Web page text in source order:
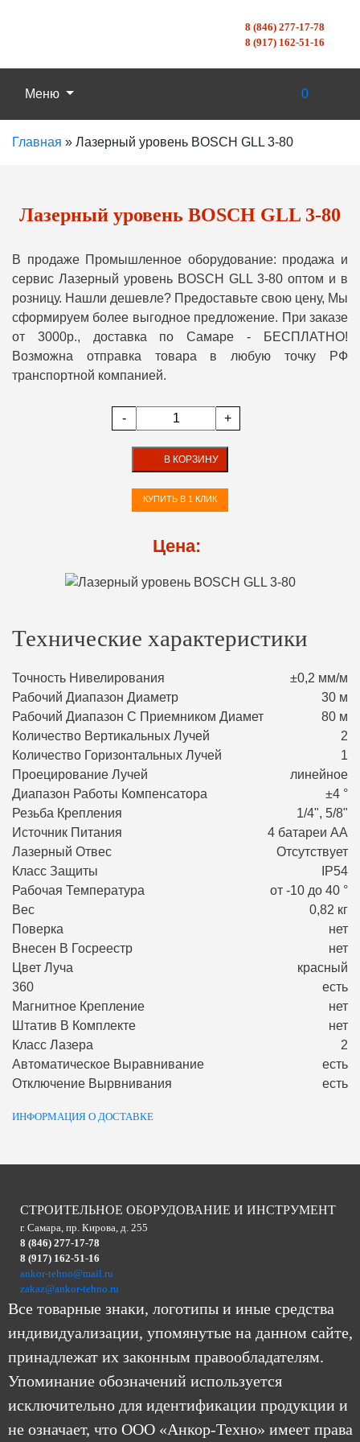
8 (846) 277-17-78
8 (917) 162-51-16
Меню 0
Главная » Лазерный уровень BOSCH GLL 3-80
Лазерный уровень BOSCH GLL 3-80
В продаже Промышленное оборудование: продажа и
сервис Лазерный уровень BOSCH GLL 3-80 оптом и в
розницу. Нашли дешевле? Предоставьте свою цену, Мы
сформируем более выгодное предложение. При заказе
от 3000р., доставка по Самаре - БЕСПЛАТНО!
Возможна отправка товара в любую точку РФ
транспортной компанией.
- +
В КОРЗИНУ
КУПИТЬ В 1 КЛИК
Цена:
Технические характеристики
Точность Нивелирования
±0,2 мм/м
Рабочий Диапазон Диаметр
30 м
Рабочий Диапазон С Приемником Диамет
80 м
Количество Вертикальных Лучей
2
Количество Горизонтальных Лучей
1
Проецирование Лучей
линейное
Диапазон Работы Компенсатора
±4 °
Резьба Крепления
1/4", 5/8"
Источник Питания
4 батареи АА
Лазерный Отвес
Отсутствует
Класс Защиты
IP54
Рабочая Температура
от -10 до 40 °
Вес
0,82 кг
Поверка
нет
Внесен В Госреестр
нет
Цвет Луча
красный
360
есть
Магнитное Крепление
нет
Штатив В Комплекте
нет
Класс Лазера
2
Автоматическое Выравнивание
есть
Отключение Вырвнивания
есть
ИНФОРМАЦИЯ О ДОСТАВКЕ
СТРОИТЕЛЬНОЕ ОБОРУДОВАНИЕ И ИНСТРУМЕНТ
г. Самара, пр. Кирова, д. 255
8 (846) 277-17-78
8 (917) 162-51-16
ankor-tehno@mail.ru
zakaz@ankor-tehno.ru
Все товарные знаки, логотипы и иные средства
индивидуализации, упомянутые на данном сайте,
принадлежат их законным правообладателям.
Упоминание обозначений используется
исключительно для идентификации продукции и
не означает, что ООО «Анкор-Техно» имеет права